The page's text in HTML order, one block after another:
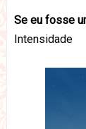
Se eu fosse
Intensidade